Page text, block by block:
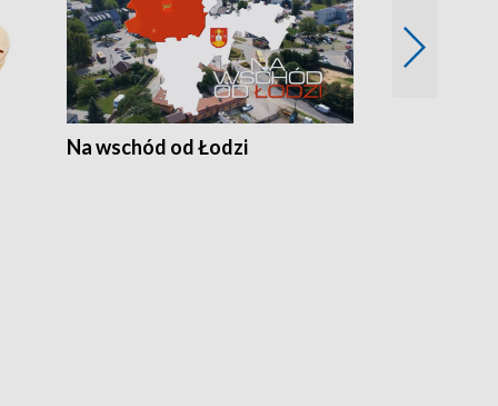
Na wschód od Łodzi